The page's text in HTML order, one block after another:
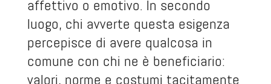
affettivo o emotivo. In secondo
luogo, chi avverte questa esigenza
percepisce di avere qualcosa in
comune con chi ne è beneficiario:
valori, norme e costumi tacitamente